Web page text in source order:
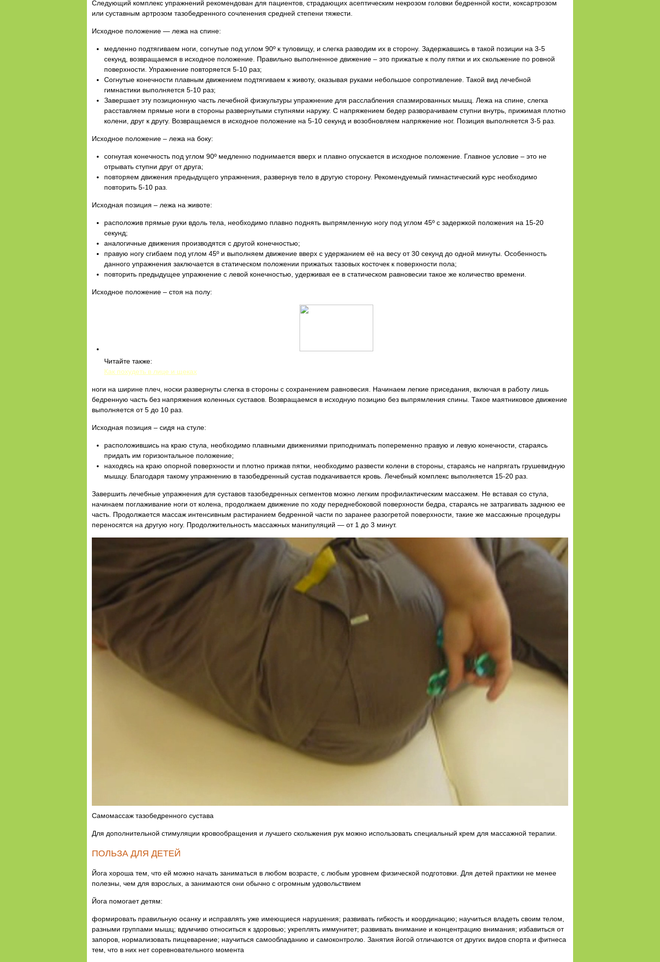
Следующий комплекс упражнений рекомендован для пациентов, страдающих асептическим некрозом головки бедренной кости, коксартрозом
или суставным артрозом тазобедренного сочленения средней степени тяжести.
Исходное положение — лежа на спине:
медленно подтягиваем ноги, согнутые под углом 90º к туловищу, и слегка разводим их в сторону. Задержавшись в такой позиции на 3-5
секунд, возвращаемся в исходное положение. Правильно выполненное движение – это прижатые к полу пятки и их скольжение по ровной
поверхности. Упражнение повторяется 5-10 раз;
Согнутые конечности плавным движением подтягиваем к животу, оказывая руками небольшое сопротивление. Такой вид лечебной
гимнастики выполняется 5-10 раз;
Завершает эту позиционную часть лечебной физкультуры упражнение для расслабления спазмированных мышц. Лежа на спине, слегка
расставляем прямые ноги в стороны развернутыми ступнями наружу. С напряжением бедер разворачиваем ступни внутрь, прижимая плотно
колени, друг к другу. Возвращаемся в исходное положение на 5-10 секунд и возобновляем напряжение ног. Позиция выполняется 3-5 раз.
Исходное положение – лежа на боку:
согнутая конечность под углом 90º медленно поднимается вверх и плавно опускается в исходное положение. Главное условие – это не
отрывать ступни друг от друга;
повторяем движения предыдущего упражнения, развернув тело в другую сторону. Рекомендуемый гимнастический курс необходимо
повторить 5-10 раз.
Исходная позиция – лежа на животе:
расположив прямые руки вдоль тела, необходимо плавно поднять выпрямленную ногу под углом 45º с задержкой положения на 15-20
секунд;
аналогичные движения производятся с другой конечностью;
правую ногу сгибаем под углом 45º и выполняем движение вверх с удержанием её на весу от 30 секунд до одной минуты. Особенность
данного упражнения заключается в статическом положении прижатых тазовых косточек к поверхности пола;
повторить предыдущее упражнение с левой конечностью, удерживая ее в статическом равновесии такое же количество времени.
Исходное положение – стоя на полу:
Читайте также:
Как похудеть в лице и щеках
ноги на ширине плеч, носки развернуты слегка в стороны с сохранением равновесия. Начинаем легкие приседания, включая в работу лишь
бедренную часть без напряжения коленных суставов. Возвращаемся в исходную позицию без выпрямления спины. Такое маятниковое движение
выполняется от 5 до 10 раз.
Исходная позиция – сидя на стуле:
расположившись на краю стула, необходимо плавными движениями приподнимать попеременно правую и левую конечности, стараясь
придать им горизонтальное положение;
находясь на краю опорной поверхности и плотно прижав пятки, необходимо развести колени в стороны, стараясь не напрягать грушевидную
мышцу. Благодаря такому упражнению в тазобедренный сустав подкачивается кровь. Лечебный комплекс выполняется 15-20 раз.
Завершить лечебные упражнения для суставов тазобедренных сегментов можно легким профилактическим массажем. Не вставая со стула,
начинаем поглаживание ноги от колена, продолжаем движение по ходу переднебоковой поверхности бедра, стараясь не затрагивать заднюю ее
часть. Продолжается массаж интенсивным растиранием бедренной части по заранее разогретой поверхности, такие же массажные процедуры
переносятся на другую ногу. Продолжительность массажных манипуляций — от 1 до 3 минут.
Самомассаж тазобедренного сустава
Для дополнительной стимуляции кровообращения и лучшего скольжения рук можно использовать специальный крем для массажной терапии.
ПОЛЬЗА ДЛЯ ДЕТЕЙ
Йога хороша тем, что ей можно начать заниматься в любом возрасте, с любым уровнем физической подготовки. Для детей практики не менее
полезны, чем для взрослых, а занимаются они обычно с огромным удовольствием
Йога помогает детям:
формировать правильную осанку и исправлять уже имеющиеся нарушения; развивать гибкость и координацию; научиться владеть своим телом,
разными группами мышц; вдумчиво относиться к здоровью; укреплять иммунитет; развивать внимание и концентрацию внимания; избавиться от
запоров, нормализовать пищеварение; научиться самообладанию и самоконтролю. Занятия йогой отличаются от других видов спорта и фитнеса
тем, что в них нет соревновательного момента